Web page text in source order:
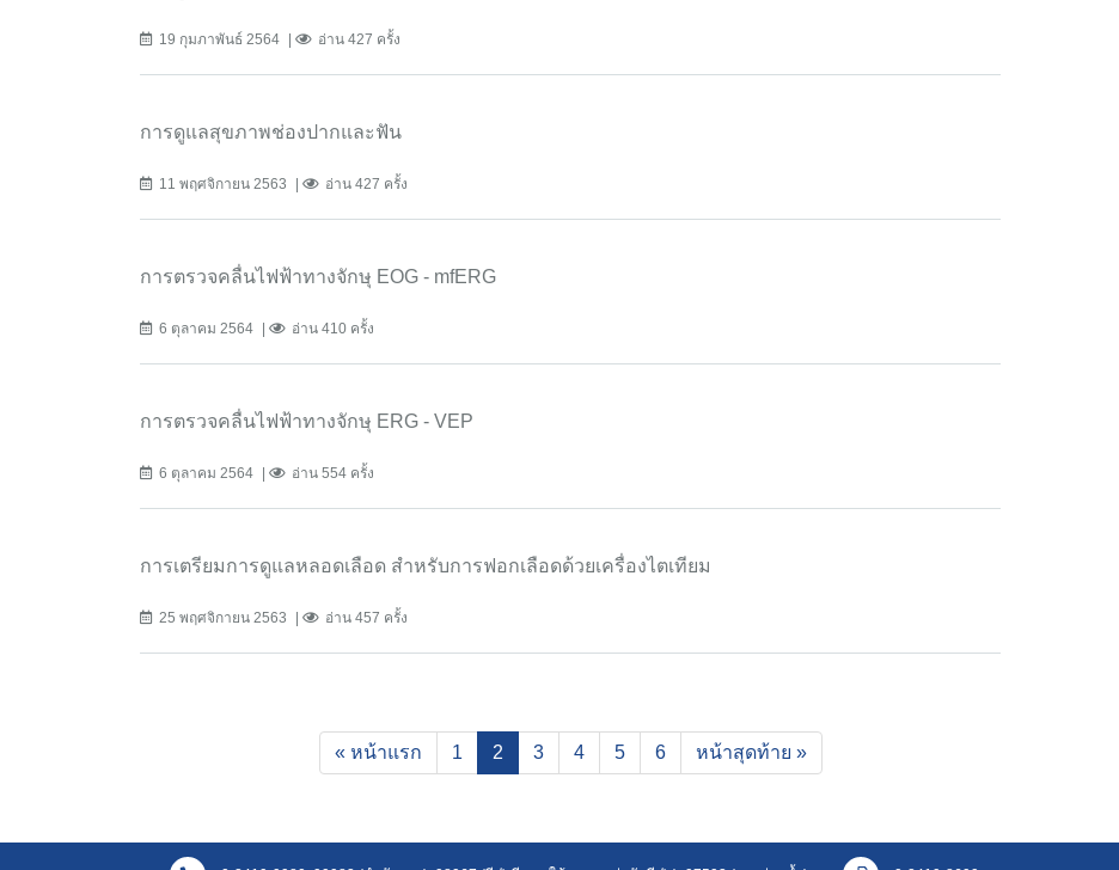
19 กุมภาพันธ์ 2564 อ่าน 427 ครั้ง
การดูแลสุขภาพช่องปากและฟัน
11 พฤศจิกายน 2563 อ่าน 427 ครั้ง
การตรวจคลื่นไฟฟ้าทางจักษุ EOG - mfERG
6 ตุลาคม 2564 อ่าน 410 ครั้ง
การตรวจคลื่นไฟฟ้าทางจักษุ ERG - VEP
6 ตุลาคม 2564 อ่าน 554 ครั้ง
การเตรียมการดูแลหลอดเลือด สำหรับการฟอกเลือดด้วยเครื่องไตเทียม
25 พฤศจิกายน 2563 อ่าน 457 ครั้ง
« หน้าแรก 1 2(current)
3 4 5 6 หน้าสุดท้าย »